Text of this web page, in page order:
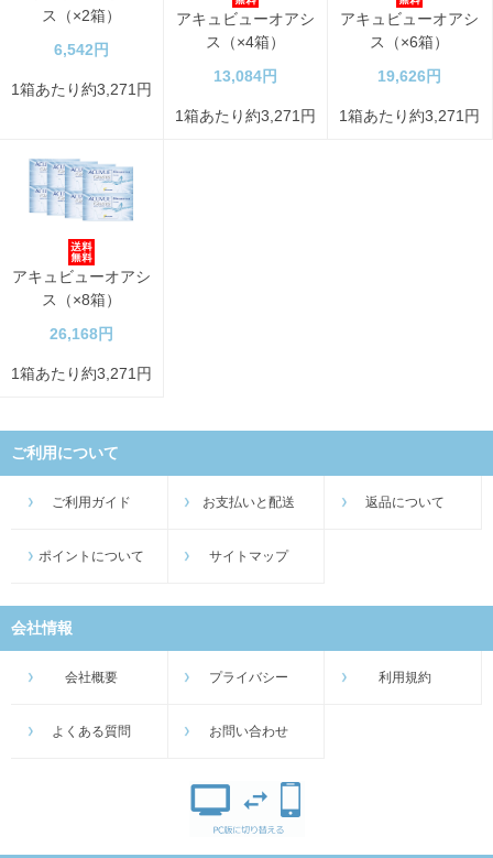
ス（×2箱）
6,542円
1箱あたり約3,271円
アキュビューオアシ
ス（×4箱）
13,084円
1箱あたり約3,271円
アキュビューオアシ
ス（×6箱）
19,626円
1箱あたり約3,271円
アキュビューオアシ
ス（×8箱）
26,168円
1箱あたり約3,271円
ご利用について
ご利用ガイド お支払いと配送 返品について
ポイントについて サイトマップ
会社情報
会社概要 プライバシー 利用規約
よくある質問 お問い合わせ